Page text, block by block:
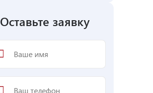
Оставьте заявку